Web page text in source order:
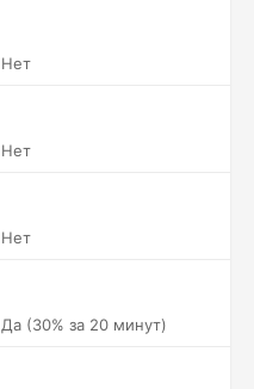
Нет
Нет
Нет
Да (30% за 20 минут)